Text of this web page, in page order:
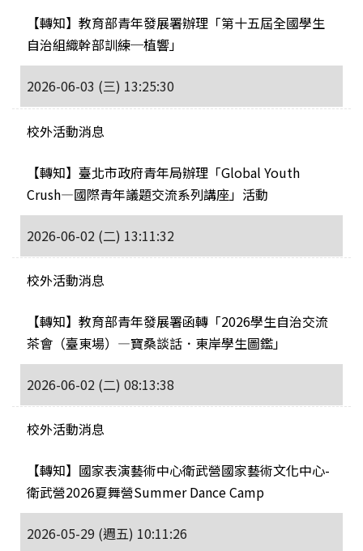
【轉知】教育部青年發展署辦理「第十五屆全國學生
自治組織幹部訓練─植響」
2026-06-03 (三) 13:25:30
校外活動消息
【轉知】臺北市政府青年局辦理「Global Youth
Crush—國際青年議題交流系列講座」活動
2026-06-02 (二) 13:11:32
校外活動消息
【轉知】教育部青年發展署函轉「2026學生自治交流
茶會（臺東場）—寶桑談話．東岸學生圖鑑」
2026-06-02 (二) 08:13:38
校外活動消息
【轉知】國家表演藝術中心衛武營國家藝術文化中心-
衛武營2026夏舞營Summer Dance Camp
2026-05-29 (週五) 10:11:26